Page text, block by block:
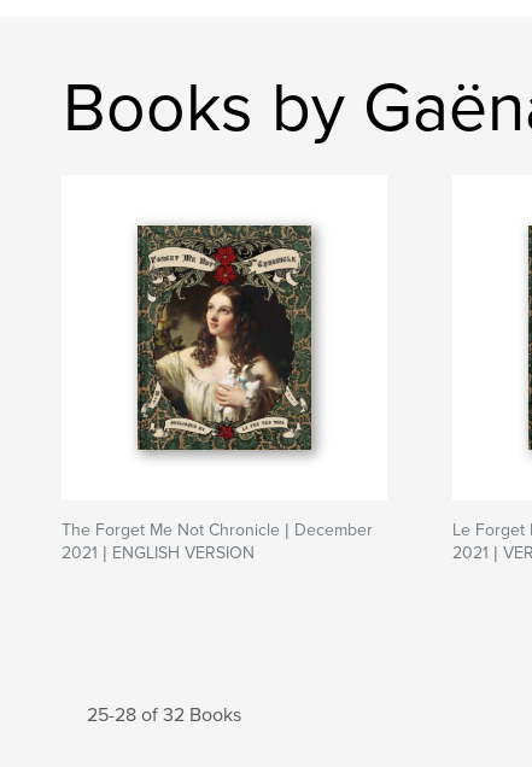
Books by
The Forget Me Not Chronicle | December
2021 | ENGLISH VERSION
Le Forget
2021 |
25-28 of 32 Books